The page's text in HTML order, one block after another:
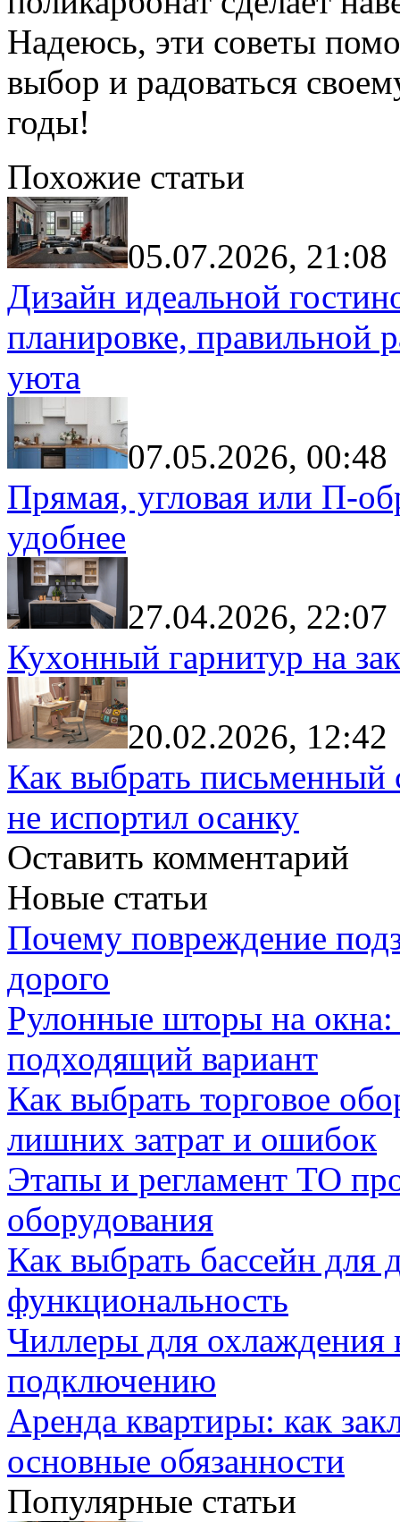
Надеюсь, эти советы
выбор и радоваться
годы!
Похожие статьи
05.07.2026, 21:08
Дизайн идеальной
планировке, правильной
уюта
07.05.2026, 00:48
Прямая, угловая или П-
удобнее
27.04.2026, 22:07
Кухонный гарнитур на
20.02.2026, 12:42
Как выбрать письменный
не испортил осанку
Оставить комментарий
Новые статьи
Почему повреждение
дорого
Рулонные шторы на
подходящий вариант
Как выбрать торговое
лишних затрат и ошибок
Этапы и регламент ТО
оборудования
Как выбрать бассейн для
функциональность
Чиллеры для охлаждения
подключению
Аренда квартиры: как
основные обязанности
Популярные статьи